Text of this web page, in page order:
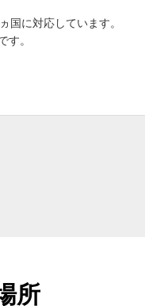
国に対応しています。
す。
所